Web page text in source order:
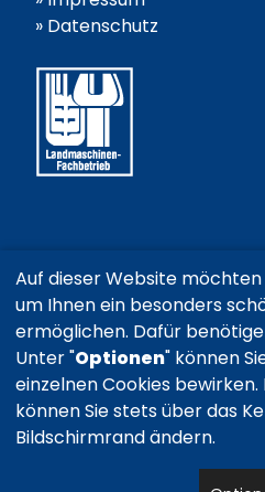
» Datenschutz
Auf dieser Website
um Ihnen ein besonders
ermöglichen. Dafür
Unter "Optionen" können
einzelnen Cookies
können Sie stets über das
Bildschirmrand ändern.